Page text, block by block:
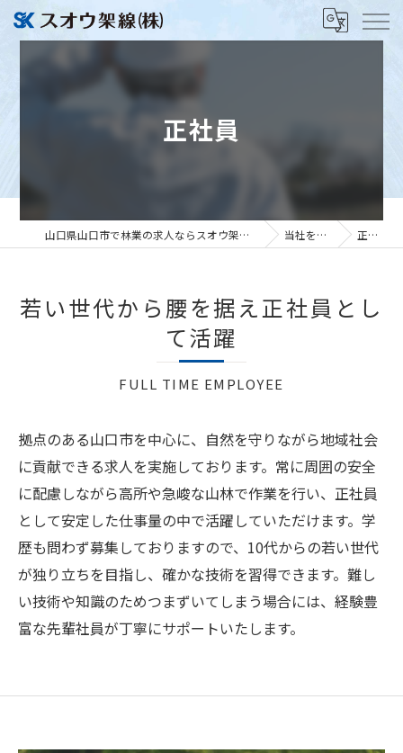
正社員
山口県山口市で林業の求人ならスオウ架線株式会社 当社を知る 正社員
若い世代から腰を据え正社員とし
て活躍
FULL TIME EMPLOYEE
拠点のある山口市を中心に、自然を守りながら地域社会
に貢献できる求人を実施しております。常に周囲の安全
に配慮しながら高所や急峻な山林で作業を行い、正社員
として安定した仕事量の中で活躍していただけます。学
歴も問わず募集しておりますので、10代からの若い世代
が独り立ちを目指し、確かな技術を習得できます。難し
い技術や知識のためつまずいてしまう場合には、経験豊
富な先輩社員が丁寧にサポートいたします。